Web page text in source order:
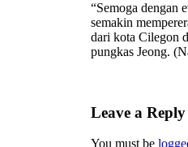
“Semoga dengan
semakin
dari kota Cilegon
pungkas Jeong.
Leave a Reply
You must be